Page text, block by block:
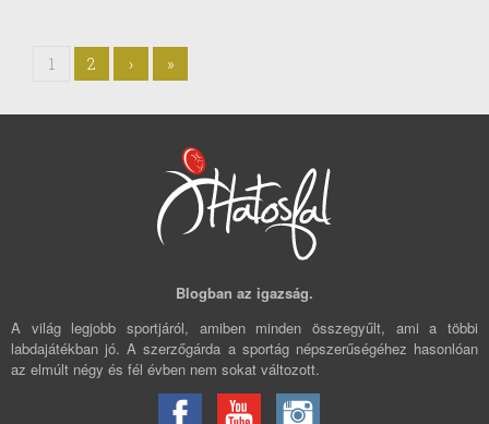
1 2 › »
Blogban az igazság.
A világ legjobb sportjáról, amiben minden összegyűlt, ami a többi
labdajátékban jó. A szerzőgárda a sportág népszerűségéhez hasonlóan
az elmúlt négy és fél évben nem sokat változott.